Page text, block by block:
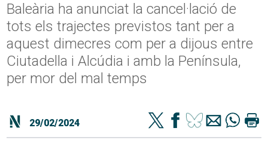
Baleària ha anunciat la cancel·lació de
tots els trajectes previstos tant per a
aquest dimecres com per a dijous entre
Ciutadella i Alcúdia i amb la Península,
per mor del mal temps
29/02/2024